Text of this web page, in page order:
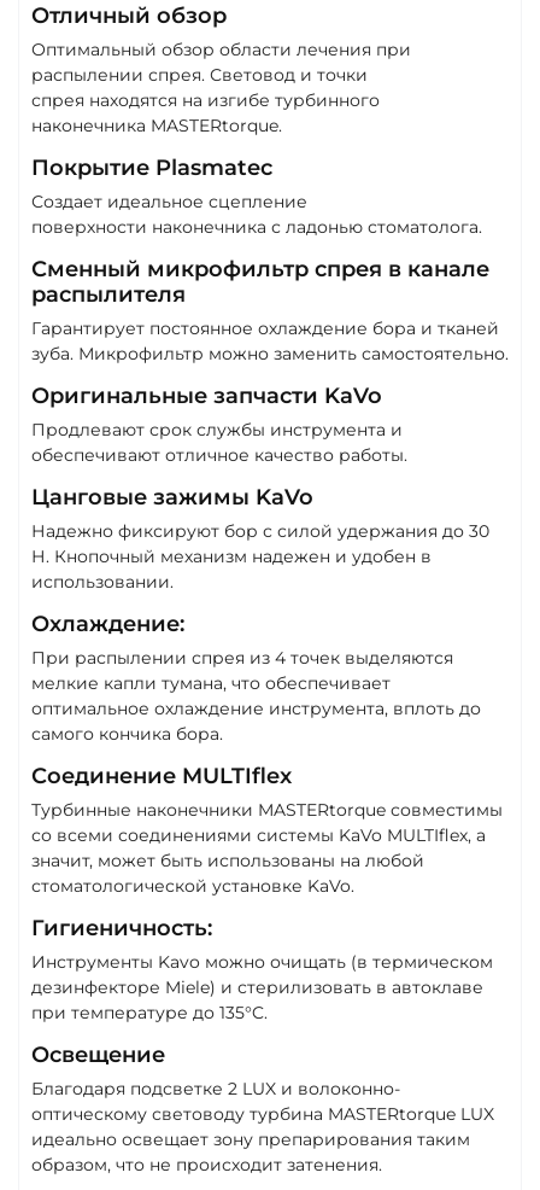
Отличный обзор
Оптимальный обзор области лечения при
распылении спрея. Световод и точки
спрея находятся на изгибе турбинного
наконечника MASTERtorque.
Покрытие Plasmatec
Создает идеальное сцепление
поверхности наконечника с ладонью стоматолога.
Сменный микрофильтр спрея в канале
распылителя
Гарантирует постоянное охлаждение бора и тканей
зуба. Микрофильтр можно заменить самостоятельно.
Оригинальные запчасти KaVo
Продлевают срок службы инструмента и
обеспечивают отличное качество работы.
Цанговые зажимы KaVo
Надежно фиксируют бор с силой удержания до 30
Н. Кнопочный механизм надежен и удобен в
использовании.
Охлаждение:
При распылении спрея из 4 точек выделяются
мелкие капли тумана, что обеспечивает
оптимальное охлаждение инструмента, вплоть до
самого кончика бора.
Соединение MULTIflex
Турбинные наконечники MASTERtorque совместимы
со всеми соединениями системы KaVo MULTIflex, а
значит, может быть использованы на любой
стоматологической установке KaVo.
Гигиеничность:
Инструменты Kavo можно очищать (в термическом
дезинфекторе Miele) и стерилизовать в автоклаве
при температуре до 135°C.
Освещение
Благодаря подсветке 2 LUX и волоконно-
оптическому световоду турбина MASTERtorque LUX
идеально освещает зону препарирования таким
образом, что не происходит затенения.